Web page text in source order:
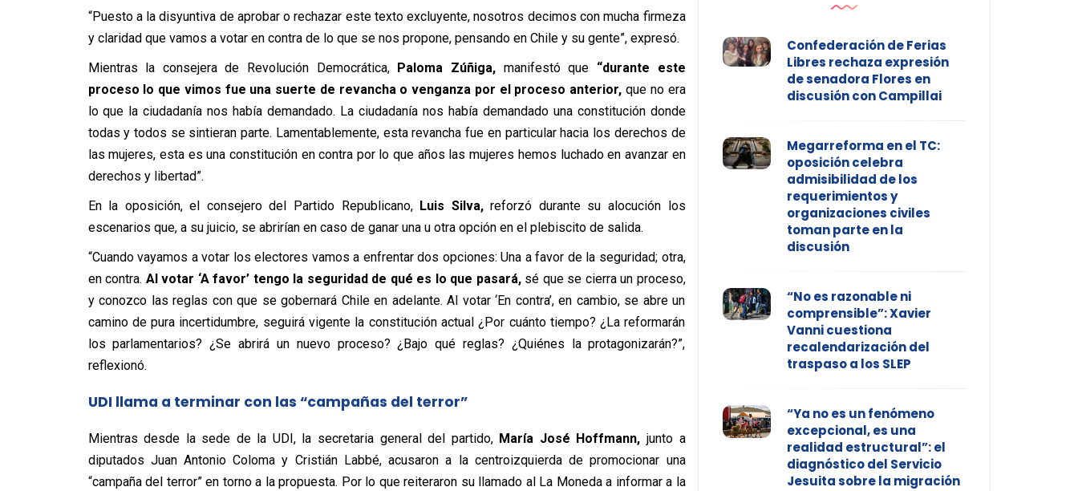
“Puesto a la disyuntiva de aprobar o rechazar este texto excluyente, nosotros decimos con mucha firmeza
y claridad que vamos a votar en contra de lo que se nos propone, pensando en Chile y su gente”, expresó.
Mientras la consejera de Revolución Democrática, Paloma Zúñiga,manifestó que “durante este
proceso lo que vimos fue una suerte de revancha o venganza por el proceso anterior, que no era
lo que la ciudadanía nos había demandado. La ciudadanía nos había demandado una constitución donde
todas y todos se sintieran parte. Lamentablemente, esta revancha fue en particular hacia los derechos de
las mujeres, esta es una constitución en contra por lo que años las mujeres hemos luchado en avanzar en
derechos y libertad”.
En la oposición, el consejero del Partido Republicano, Luis Silva,reforzó durante su alocución los
escenarios que, a su juicio, se abrirían en caso de ganar una u otra opción en el plebiscito de salida.
“Cuando vayamos a votar los electores vamos a enfrentar dos opciones: Una a favor de la seguridad; otra,
en contra. Al votar ‘A favor’ tengo la seguridad de qué es lo que pasará,sé que se cierra un proceso,
y conozco las reglas con que se gobernará Chile en adelante. Al votar ‘En contra’, en cambio, se abre un
camino de pura incertidumbre, seguirá vigente la constitución actual ¿Por cuánto tiempo? ¿La reformarán
los parlamentarios? ¿Se abrirá un nuevo proceso? ¿Bajo qué reglas? ¿Quiénes la protagonizarán?”,
reflexionó.
UDI llama a terminar con las “campañas del terror”
Mientras desde la sede de la UDI, la secretaria general del partido, María José Hoffmann, junto a
diputados Juan Antonio Coloma y Cristián Labbé, acusaron a la centroizquierda de promocionar una
“campaña del terror” en torno a la propuesta. Por lo que reiteraron su llamado al La Moneda a informar a la
Confederación de Ferias
Libres rechaza expresión
de senadora Flores en
discusión con Campillai
Megarreforma en el TC:
oposición celebra
admisibilidad de los
requerimientos y
organizaciones civiles
toman parte en la
discusión
“No es razonable ni
comprensible”: Xavier
Vanni cuestiona
recalendarización del
traspaso a los SLEP
“Ya no es un fenómeno
excepcional, es una
realidad estructural”: el
diagnóstico del Servicio
Jesuita sobre la migración